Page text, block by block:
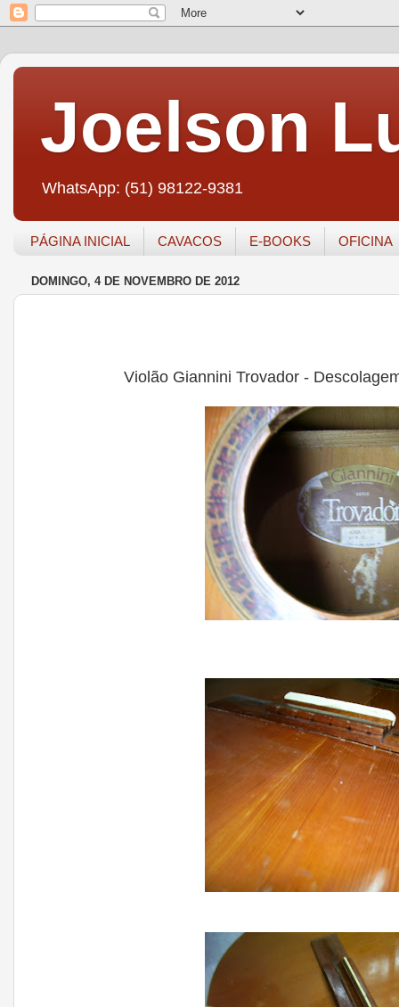
Joelson
WhatsApp: (51) 98122-9381
PÁGINA INICIAL CAVACOS E-BOOKS OFICINA
DOMINGO, 4 DE NOVEMBRO DE 2012
Violão Giannini Trovador -